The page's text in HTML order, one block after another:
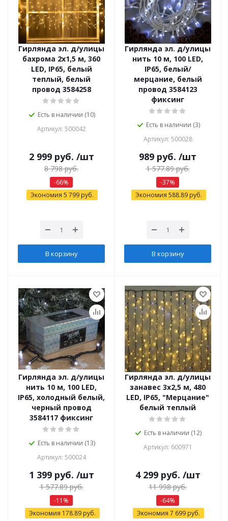
Гирлянда эл. д/улицы
бахрома 2х1,5 м, 360
LED, IP65, белый
теплый, белый
провод 3584258
Есть в наличии (10)
Артикул: 500042
2 999руб. /шт
8 798руб.
-66%
Экономия 5 799 руб.
В корзину
Гирлянда эл. д/улицы
нить 10 м, 100 LED,
IP65, белый/
мерцание, белый
провод 3584123
фиксинг
Есть в наличии (3)
Артикул: 500028
989 руб. /шт
1 577.89руб.
-37%
Экономия 588.89руб.
В корзину
Гирлянда эл. д/улицы
нить 10 м, 100 LED,
IP65, холодный белый,
черный провод
3584117 фиксинг
Есть в наличии (13)
Артикул: 500024
1 399руб. /шт
1 577.89руб.
-11 %
Экономия 178.89руб.
Гирлянда эл. д/улицы
занавес 3х2,5 м, 480
LED, IP65, "Мерцание"
белый теплый
Есть в наличии (12)
Артикул: 600971
4 299руб. /шт
11 998руб.
-64%
Экономия 7 699 руб.